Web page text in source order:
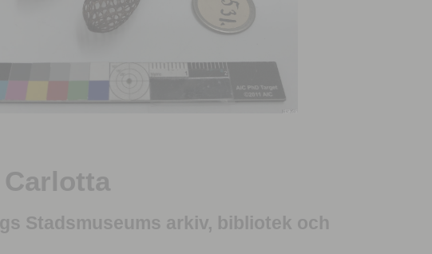
Stadsmuseums arkiv, bibliotek och